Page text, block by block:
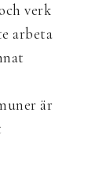
verk
arbeta
är